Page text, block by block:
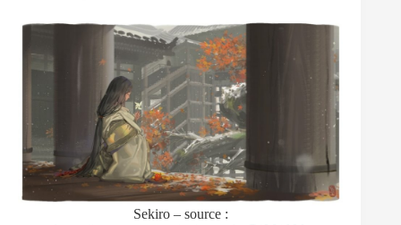
Sekiro – source :